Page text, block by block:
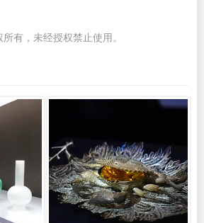
有，未经授权禁止使用。